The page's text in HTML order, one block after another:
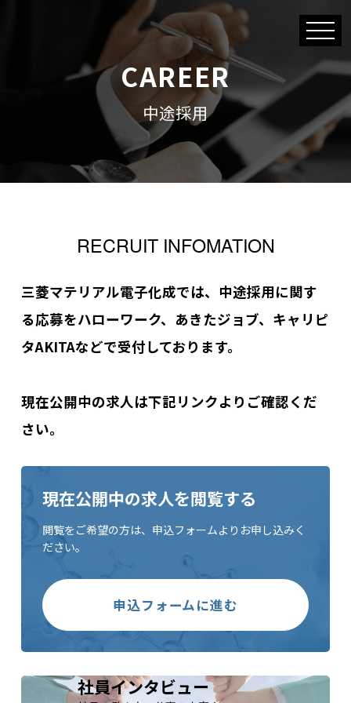
CAREER
中途採用
RECRUIT INFOMATION
三菱マテリアル電子化成では、中途採用に関す
る応募をハローワーク、あきたジョブ、キャリピ
タAKITAなどで受付しております。
現在公開中の求人は下記リンクよりご確認くだ
さい。
現在公開中の求人を閲覧する
閲覧をご希望の方は、申込フォームよりお申し込みく
ださい。
申込フォームに進む
社員インタビュー